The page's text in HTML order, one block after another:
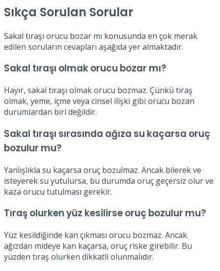
Sıkça Sorulan Sorular
Sakal tıraşı orucu bozar mı konusunda en çok merak
edilen soruların cevapları aşağıda yer almaktadır.
Sakal tıraşı olmak orucu bozar mı?
Hayır, sakal tıraşı olmak orucu bozmaz. Çünkü tıraş
olmak, yeme, içme veya cinsel ilişki gibi orucu bozan
durumlardan biri değildir.
Sakal tıraşı sırasında ağıza su kaçarsa oruç
bozulur mu?
Yanlışlıkla su kaçarsa oruç bozulmaz. Ancak bilerek ve
isteyerek su yutulursa, bu durumda oruç geçersiz olur ve
kaza orucu tutulması gerekir.
Tıraş olurken yüz kesilirse oruç bozulur mu?
Yüz kesildiğinde kan çıkması orucu bozmaz. Ancak
ağızdan mideye kan kaçarsa, oruç riske girebilir. Bu
yüzden tıraş olurken dikkatli olunmalıdır.